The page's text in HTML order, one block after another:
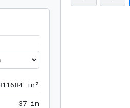
1 1684 in²
37 in